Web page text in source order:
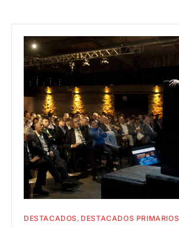
DESTACADOS DESTACADOS PRIMARIOS